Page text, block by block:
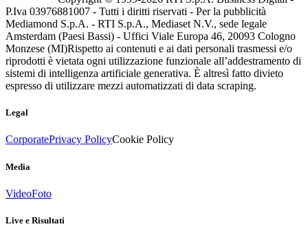
P.Iva 03976881007 - Tutti i diritti riservati - Per la pubblicità
Mediamond S.p.A. - RTI S.p.A., Mediaset N.V., sede legale
Amsterdam (Paesi Bassi) - Uffici Viale Europa 46, 20093 Cologno
Monzese (MI)Rispetto ai contenuti e ai dati personali trasmessi e/o
riprodotti è vietata ogni utilizzazione funzionale all’addestramento di
sistemi di intelligenza artificiale generativa. È altresì fatto divieto
espresso di utilizzare mezzi automatizzati di data scraping.
Legal
CorporatePrivacy PolicyCookie Policy
Media
VideoFoto
Live e Risultati